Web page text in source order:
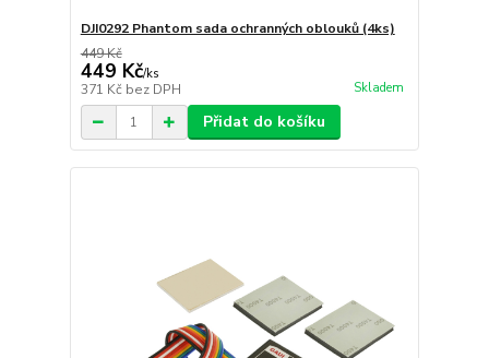
DJI0292 Phantom sada ochranných oblouků (4ks)
449 Kč
449 Kč/ks
371 Kč bez DPH Skladem
Přidat do košíku